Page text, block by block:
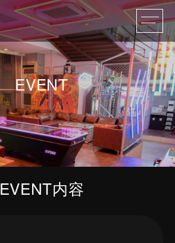
EVENT
EVENT内容